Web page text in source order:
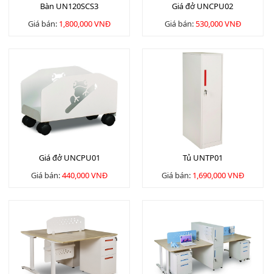
Bàn UN120SCS3
Giá bán: 1,800,000 VNĐ
Giá đở UNCPU02
Giá bán:530,000 VNĐ
Giá đở UNCPU01
Giá bán:440,000 VNĐ
Tủ UNTP01
Giá bán: 1,690,000 VNĐ